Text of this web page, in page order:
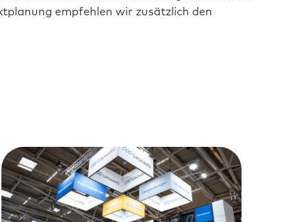
empfehlen wir zusätzlich den